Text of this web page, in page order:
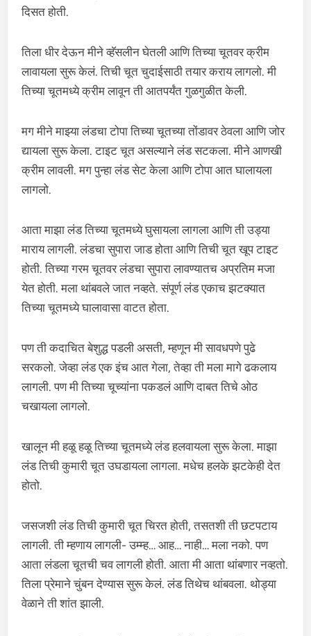
दिसत होती.
तिला धीर देऊन मीने व्हॅसलीन घेतली आणि तिच्या चूतवर क्रीम
लावायला सुरू केलं. तिची चूत चुदाईसाठी तयार कराय लागलो. मी
तिच्या चूतमध्ये क्रीम लावून ती आतपर्यंत गुळगुळीत केली.
मग मीने माझ्या लंडचा टोपा तिच्या चूतच्या तोंडावर ठेवला आणि जोर
द्यायला सुरू केला. टाइट चूत असल्याने लंड सटकला. मीने आणखी
क्रीम लावली. मग पुन्हा लंड सेट केला आणि टोपा आत घालायला
लागलो.
आता माझा लंड तिच्या चूतमध्ये घुसायला लागला आणि ती उड्या
माराय लागली. लंडचा सुपारा जाड होता आणि तिची चूत खूप टाइट
होती. तिच्या गरम चूतवर लंडचा सुपारा लावण्यातच अप्रतिम मजा
येत होती. मला थांबवले जात नव्हते. संपूर्ण लंड एकाच झटक्यात
तिच्या चूतमध्ये घालावासा वाटत होता.
पण ती कदाचित बेशुद्ध पडली असती, म्हणून मी सावधपणे पुढे
सरकलो. जेव्हा लंड एक इंच आत गेला, तेव्हा ती मला मागे ढकलाय
लागली. पण मी तिच्या चूच्यांना पकडलं आणि दाबत तिचे ओठ
चखायला लागलो.
खालून मी हळू हळू तिच्या चूतमध्ये लंड हलवायला सुरू केला. माझा
लंड तिची कुमारी चूत उघडायला लागला. मधेच हलके झटकेही देत
होतो.
जसजशी लंड तिची कुमारी चूत चिरत होती, तसतशी ती छटपटाय
लागली. ती म्हणाय लागली- उम्म्ह… आह… नाही… मला नको. पण
आता लंडला चूतची चव लागली होती. आता मी आता थांबणार नव्हतो.
तिला प्रेमाने चुंबन देण्यास सुरू केलं. लंड तिथेच थांबवला. थोड्या
वेळाने ती शांत झाली.